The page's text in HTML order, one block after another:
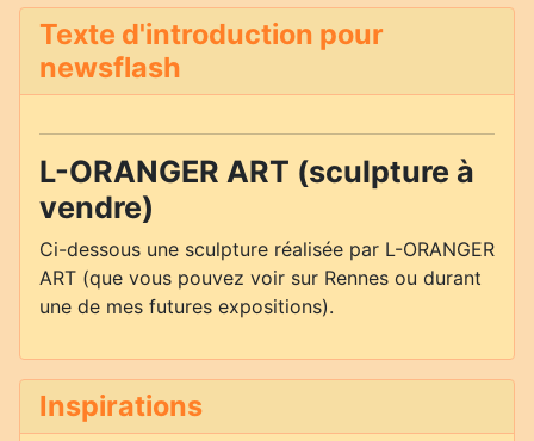
Texte d'introduction pour
newsflash
L-ORANGER ART (sculpture à
vendre)
Ci-dessous une sculpture réalisée par L-ORANGER
ART (que vous pouvez voir sur Rennes ou durant
une de mes futures expositions).
Inspirations